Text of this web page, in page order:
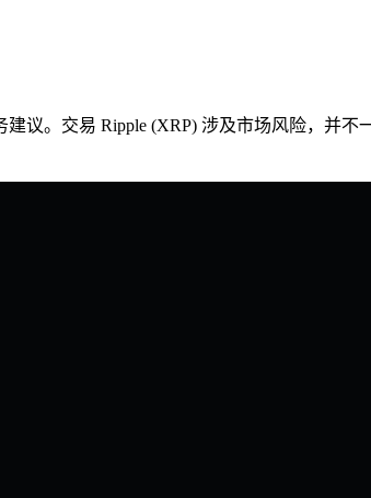
议。交易 Ripple (XRP) 涉及市场风险，并不